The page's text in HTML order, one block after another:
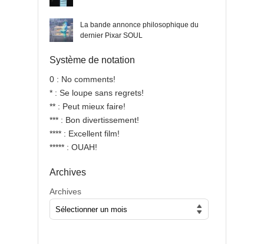
La bande annonce philosophique du
dernier Pixar SOUL
Système de notation
0 : No comments!
* : Se loupe sans regrets!
** : Peut mieux faire!
*** : Bon divertissement!
**** : Excellent film!
***** : OUAH!
Archives
Archives